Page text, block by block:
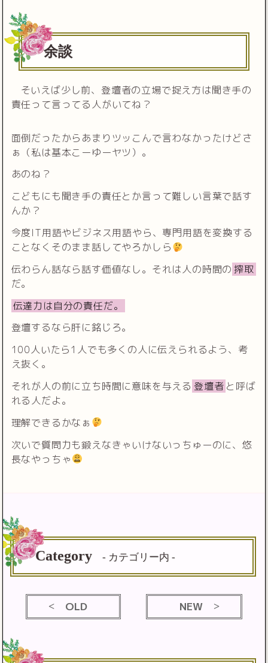
余談
そいえば少し前、登壇者の立場で捉え方は聞き手の
責任って言ってる人がいてね？
面倒だったからあまりツッこんで言わなかったけどさ
ぁ（私は基本こーゆーヤツ）。
あのね？
こどもにも聞き手の責任とか言って難しい言葉で話す
んか？
今度IT用語やビジネス用語やら、専門用語を変換する
ことなくそのまま話してやろかしら
伝わらん話なら話す価値なし。それは人の時間の 搾取
だ。
伝達力は自分の責任だ。
登壇するなら肝に銘じろ。
100人いたら1人でも多くの人に伝えられるよう、考
え抜く。
それが人の前に立ち時間に意味を与える 登壇者 と呼ば
れる人だよ。
理解できるかなぁ
次いで質問力も鍛えなきゃいけないっちゅーのに、悠
長なやっちゃ
Category - カテゴリー内 -
OLD NEW